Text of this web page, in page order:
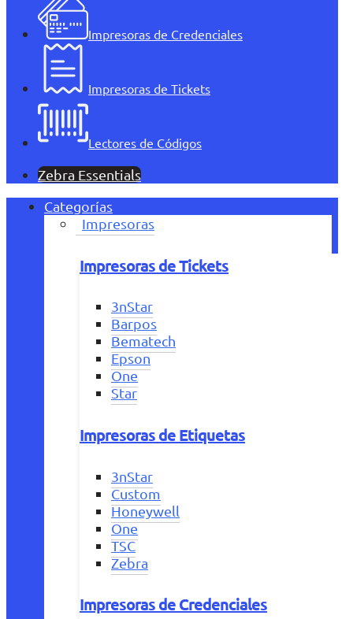
Impresoras de Credenciales
Impresoras de Tickets
Lectores de Códigos
Zebra Essentials
Categorías
Impresoras
Impresoras de Tickets
3nStar
Barpos
Bematech
Epson
One
Star
Impresoras de Etiquetas
3nStar
Custom
Honeywell
One
TSC
Zebra
Impresoras de Credenciales